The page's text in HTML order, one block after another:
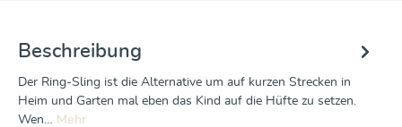
Beschreibung
Der Ring-Sling ist die Alternative um auf kurzen Strecken in
Heim und Garten mal eben das Kind auf die Hüfte zu setzen.
Wen… Mehr